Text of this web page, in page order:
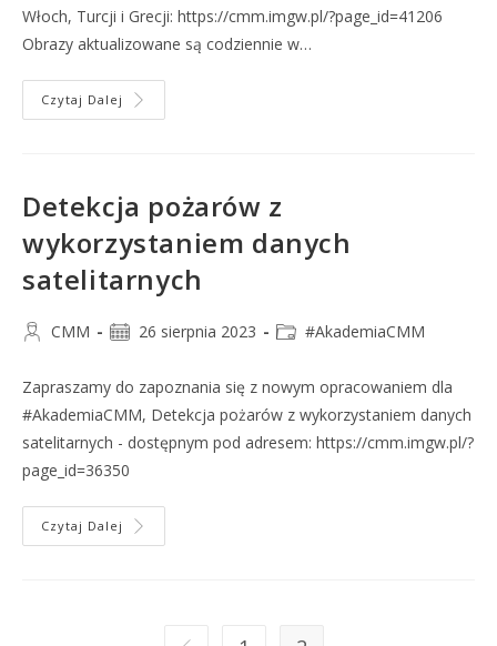
Włoch, Turcji i Grecji: https://cmm.imgw.pl/?page_id=41206
Obrazy aktualizowane są codziennie w…
Czytaj Dalej
Detekcja pożarów z
wykorzystaniem danych
satelitarnych
CMM 26 sierpnia 2023 #AkademiaCMM
Zapraszamy do zapoznania się z nowym opracowaniem dla
#AkademiaCMM, Detekcja pożarów z wykorzystaniem danych
satelitarnych - dostępnym pod adresem: https://cmm.imgw.pl/?
page_id=36350
Czytaj Dalej